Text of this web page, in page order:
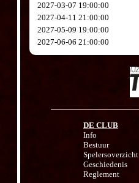
2027-03-07 19:00:00
2027-04-11 21:00:00
2027-05-09 19:00:00
2027-06-06 21:00:00
DE CLUB
Info
Bestuur
Spelersoverzicht
Geschiedenis
Reglement